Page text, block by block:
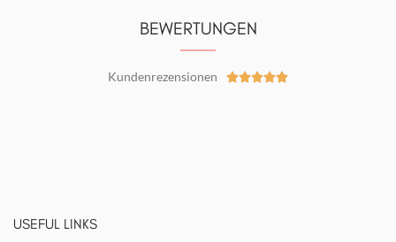
BEWERTUNGEN
Kundenrezensionen 
USEFUL LINKS